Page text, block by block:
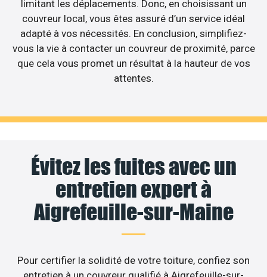
limitant les déplacements. Donc, en choisissant un
couvreur local, vous êtes assuré d’un service idéal
adapté à vos nécessités. En conclusion, simplifiez-
vous la vie à contacter un couvreur de proximité, parce
que cela vous promet un résultat à la hauteur de vos
attentes.
Évitez les fuites avec un
entretien expert à
Aigrefeuille-sur-Maine
Pour certifier la solidité de votre toiture, confiez son